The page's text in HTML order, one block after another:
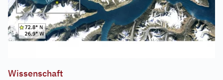
Wissenschaft